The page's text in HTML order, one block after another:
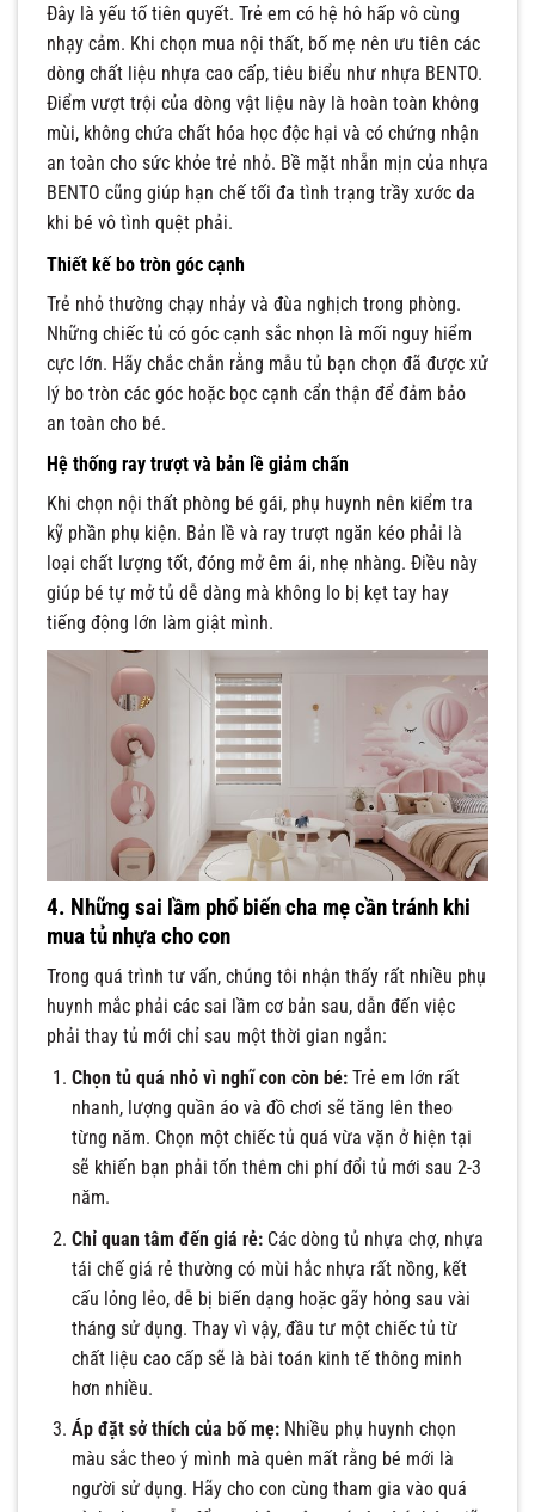
Đây là yếu tố tiên quyết. Trẻ em có hệ hô hấp vô cùng
nhạy cảm. Khi chọn mua nội thất, bố mẹ nên ưu tiên các
dòng chất liệu nhựa cao cấp, tiêu biểu như nhựa BENTO.
Điểm vượt trội của dòng vật liệu này là hoàn toàn không
mùi, không chứa chất hóa học độc hại và có chứng nhận
an toàn cho sức khỏe trẻ nhỏ. Bề mặt nhẵn mịn của nhựa
BENTO cũng giúp hạn chế tối đa tình trạng trầy xước da
khi bé vô tình quệt phải.
Thiết kế bo tròn góc cạnh
Trẻ nhỏ thường chạy nhảy và đùa nghịch trong phòng.
Những chiếc tủ có góc cạnh sắc nhọn là mối nguy hiểm
cực lớn. Hãy chắc chắn rằng mẫu tủ bạn chọn đã được xử
lý bo tròn các góc hoặc bọc cạnh cẩn thận để đảm bảo
an toàn cho bé.
Hệ thống ray trượt và bản lề giảm chấn
Khi chọn nội thất phòng bé gái, phụ huynh nên kiểm tra
kỹ phần phụ kiện. Bản lề và ray trượt ngăn kéo phải là
loại chất lượng tốt, đóng mở êm ái, nhẹ nhàng. Điều này
giúp bé tự mở tủ dễ dàng mà không lo bị kẹt tay hay
tiếng động lớn làm giật mình.
4. Những sai lầm phổ biến cha mẹ cần tránh khi
mua tủ nhựa cho con
Trong quá trình tư vấn, chúng tôi nhận thấy rất nhiều phụ
huynh mắc phải các sai lầm cơ bản sau, dẫn đến việc
phải thay tủ mới chỉ sau một thời gian ngắn:
Chọn tủ quá nhỏ vì nghĩ con còn bé:Trẻ em lớn rất
nhanh, lượng quần áo và đồ chơi sẽ tăng lên theo
từng năm. Chọn một chiếc tủ quá vừa vặn ở hiện tại
sẽ khiến bạn phải tốn thêm chi phí đổi tủ mới sau 2-3
năm.
Chỉ quan tâm đến giá rẻ:Các dòng tủ nhựa chợ, nhựa
tái chế giá rẻ thường có mùi hắc nhựa rất nồng, kết
cấu lỏng lẻo, dễ bị biến dạng hoặc gãy hỏng sau vài
tháng sử dụng. Thay vì vậy, đầu tư một chiếc tủ từ
chất liệu cao cấp sẽ là bài toán kinh tế thông minh
hơn nhiều.
Áp đặt sở thích của bố mẹ:Nhiều phụ huynh chọn
màu sắc theo ý mình mà quên mất rằng bé mới là
người sử dụng. Hãy cho con cùng tham gia vào quá